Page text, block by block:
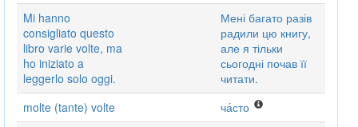
Mi hanno
consigliato questo
libro varie volte, ma
ho iniziato a
leggerlo solo oggi.
Мені багато разів
радили цю книгу,
але я тільки
сьогодні почав її
читати.
molte (tante) volte
ча́сто